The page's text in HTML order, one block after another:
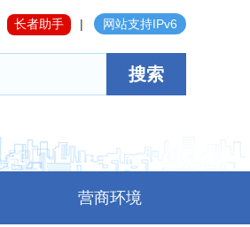
长者助手 | 网站支持IPv6
搜索
营商环境